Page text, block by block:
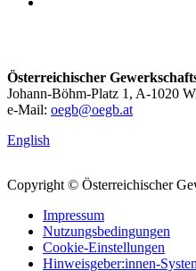
Österreichischer
Johann-Böhm-Platz 1, A-1020
e-Mail: oegb@oegb.at
English
Copyright © Österreichischer
Impressum
Nutzungsbedingungen
Cookie-Einstellungen
Hinweisgeber:innen-